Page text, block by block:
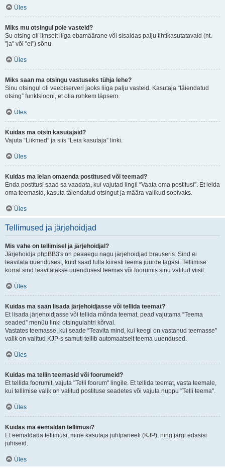
Üles
Miks mu otsingul pole vasteid?
Su otsing oli ilmselt liiga ebamäärane või sisaldas palju tihtikasutatavaid (nt.
"ja" või "ei") sõnu.
Üles
Miks saan ma otsingu vastuseks tühja lehe?
Sinu otsingul oli veebiserveri jaoks liiga palju vasteid. Kasutaja “täiendatud
otsing” funktsiooni, et olla rohkem täpsem.
Üles
Kuidas ma otsin kasutajaid?
Vajuta “Liikmed” ja siis “Leia kasutaja” linki.
Üles
Kuidas ma leian omaenda postitused või teemad?
Enda postitusi saad sa vaadata, kui vajutad lingil “Vaata oma postitusi”. Et leida
oma teemasid, kasuta täiendatud otsingut ja määra valikud sobivaks.
Üles
Tellimused ja järjehoidjad
Mis vahe on tellimisel ja järjehoidjal?
Järjehoidja phpBB3's on peaaegu nagu järjehoidjad brauseris. Sind ei
teavitata uuendusest, kuid saad tulla kiiresti teema juurde tagasi. Tellimise
korral sind teavitatakse uuendusest teemas või foorumis sinu valitud viisil.
Üles
Kuidas ma saan lisada järjehoidjasse või tellida teemat?
Et lisada järjehoidjasse või tellida mõnda teemat, pead vajutama “Teema
seaded” menüü linki otsingulahtri kõrval.
Vastates teemasse, kui seade “Teavita mind, kui keegi on vastanud teemasse”
valik on valitud KJP-s samuti tellib automaatselt teema uuendused.
Üles
Kuidas ma tellin teemasid või foorumeid?
Et tellida foorumit, vajuta "Telli foorum" lingile. Et tellida teemat, vasta teemale,
kui tellimise valik on valitud postituse seadetes või vajuta nuppu "Telli teema".
Üles
Kuidas ma eemaldan tellimusi?
Et eemaldada tellimusi, mine kasutaja juhtpaneeli (KJP), ning järgi edasisi
juhiseid.
Üles